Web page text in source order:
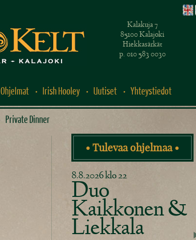
Kalakuja 7
85100 Kalajoki
Hiekkasärkät
p. 010 583 0030
Ohjelmat Irish Hooley Uutiset Yhteystiedot
Private Dinner
• Tulevaa ohjelmaa •
8.8.2026 klo 22
Duo
Kaikkonen &
Liekkala